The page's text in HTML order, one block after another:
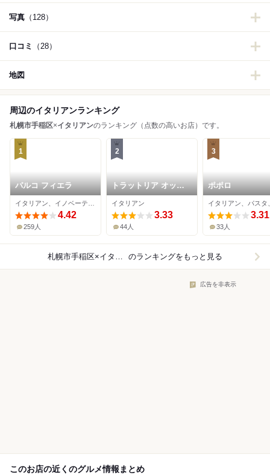
写真 （128）
口コミ （28）
地図
周辺のイタリアンランキング
札幌市手稲区×イタリアンのランキング（点数の高いお店）です。
1
パルコ フィエラ
4.42
259人
2
トラットリア オッテ
ィモ
イタリアン
3.33
44人
3
ポポロ
イタリアン、パスタ
3.31
33人
札幌市手稲区×イタリアン のランキングをもっと見る
広告を非表示
このお店の近くのグルメ情報まとめ